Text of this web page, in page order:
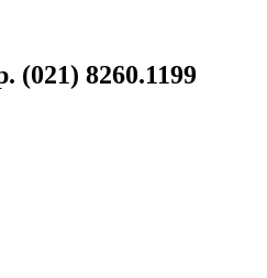
(021) 8260.1199